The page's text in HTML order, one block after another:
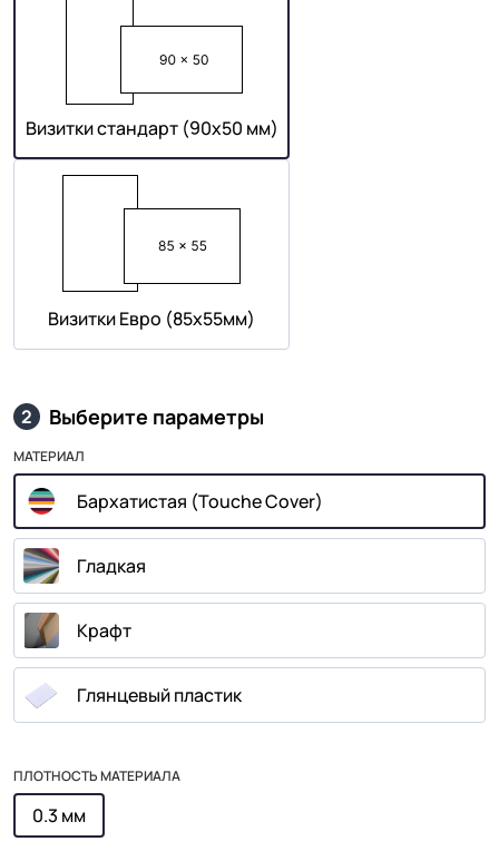
Визитки стандарт (90х50 мм)
Визитки Евро (85х55мм)
2 Выберите параметры
МАТЕРИАЛ
Бархатистая (Touche Cover)
Гладкая
Крафт
Глянцевый пластик
ПЛОТНОСТЬ МАТЕРИАЛА
0.3 мм